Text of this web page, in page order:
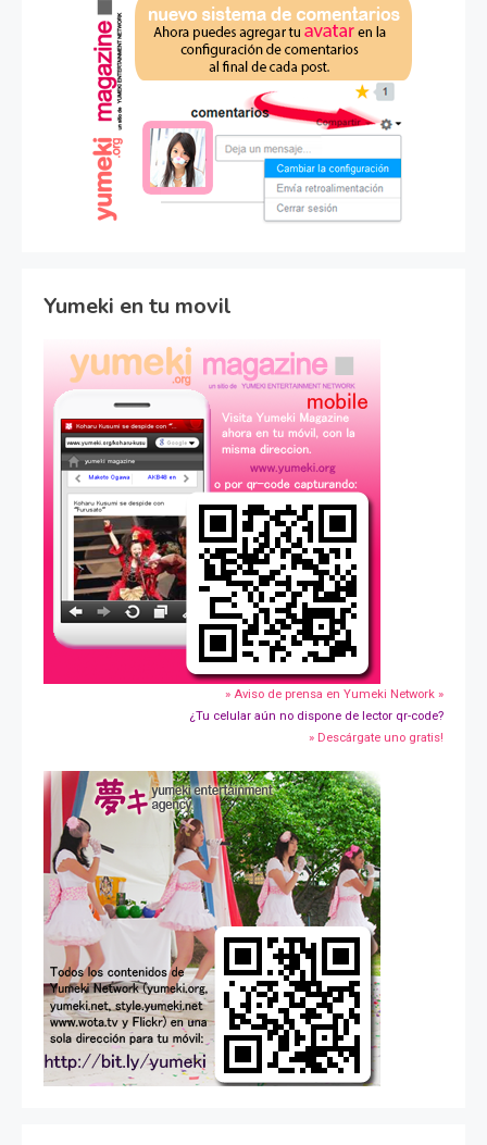
Yumeki en tu movil
» Aviso de prensa en Yumeki Network »
¿Tu celular aún no dispone de lector qr-code?
» Descárgate uno gratis!